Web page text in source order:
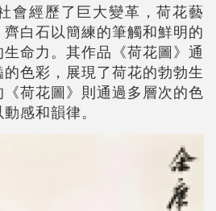
會經歷了巨大變革，荷花藝
白石以簡練的筆觸和鮮明的
命力。其作品《荷花圖》通
色彩，展現了荷花的勃勃生
荷花圖》則通過多層次的色
感和韻律。